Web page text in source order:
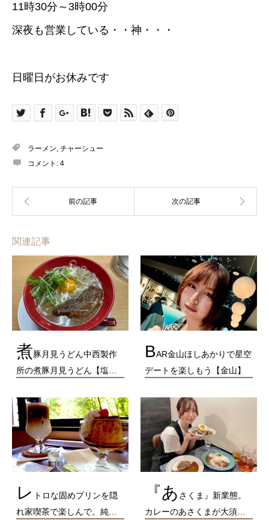
11時30分～3時00分
深夜も営業している・・神・・・
日曜日がお休みです
ラーメン, チャーシュー
コメント: 4
関連記事
煮豚月見うどん中西製作
所の煮豚月見うどん【塩…
BAR金山ほしあかりで星空
デートを楽しもう【金山】
レ トロな固めプリンを隠
れ家喫茶で楽しんで。純…
『あ さくま』新業態。
カレーのあさくまが大須…